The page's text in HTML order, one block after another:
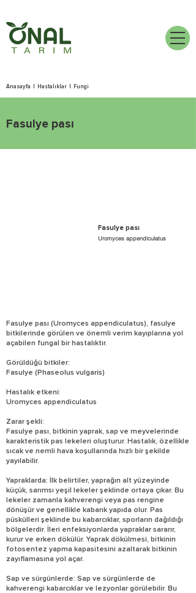
Anasayfa Hastalıklar Fungi
Fasulye pası
Fasulye pası
Uromyces appendiculatus
Fasulye pası (Uromyces appendiculatus), fasulye
bitkilerinde görülen ve önemli verim kayıplarına yol
açabilen fungal bir hastalıktır.
Görüldüğü bitkiler:
Fasulye (Phaseolus vulgaris)
Hastalık etkeni:
Uromyces appendiculatus
Zarar şekli:
Fasulye pası, bitkinin yaprak, sap ve meyvelerinde
karakteristik pas lekeleri oluşturur. Hastalık, özellikle
sıcak ve nemli hava koşullarında hızlı bir şekilde
yayılabilir.
Yapraklarda: İlk belirtiler, yaprağın alt yüzeyinde
küçük, sarımsı yeşil lekeler şeklinde ortaya çıkar. Bu
lekeler zamanla kahverengi veya pas rengine
dönüşür ve genellikle kabarık yapıda olur. Pas
püskülleri şeklinde bu kabarcıklar, sporların dağıldığı
bölgelerdir. İleri enfeksiyonlarda yapraklar sararır,
kurur ve erken dökülür. Yaprak dökülmesi, bitkinin
fotosentez yapma kapasitesini azaltarak bitkinin
zayıflamasına yol açar.
Sap ve sürgünlerde: Sap ve sürgünlerde de
kahverengi kabarcıklar ve lezyonlar görülebilir. Bu